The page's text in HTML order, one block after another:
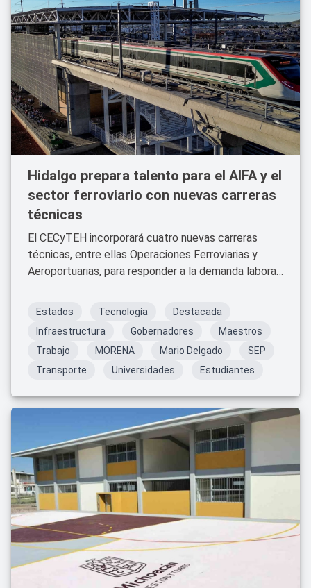
Hidalgo prepara talento para el AIFA y el
sector ferroviario con nuevas carreras
técnicas
El CECyTEH incorporará cuatro nuevas carreras
técnicas, entre ellas Operaciones Ferroviarias y
Aeroportuarias, para responder a la demanda laboral
Estados Tecnología
Destacada
Infraestructura
Gobernadores
Maestros
Trabajo
MORENA Mario Delgado
SEP
Transporte
Universidades Estudiantes